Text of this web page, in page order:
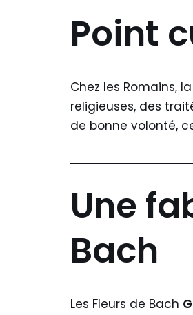
Point
Chez les Romains,
religieuses, des
de bonne volonté,
Une
Bach
Les Fleurs de Bach